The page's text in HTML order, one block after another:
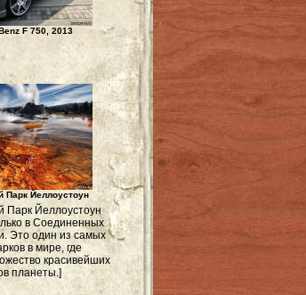
F 750, 2013
Парк Йеллоустоун
Парк Йеллоустоун
в Соединенных
Это один из самых
в мире, где
красивейших
планеты.]